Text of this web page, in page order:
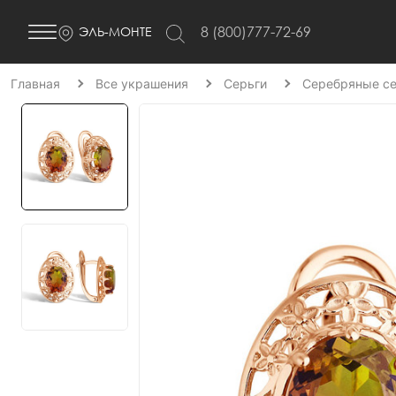
ЭЛЬ-МОНТЕ 8 (800)777-72-69
Главная Все украшения Серьги Серебряные